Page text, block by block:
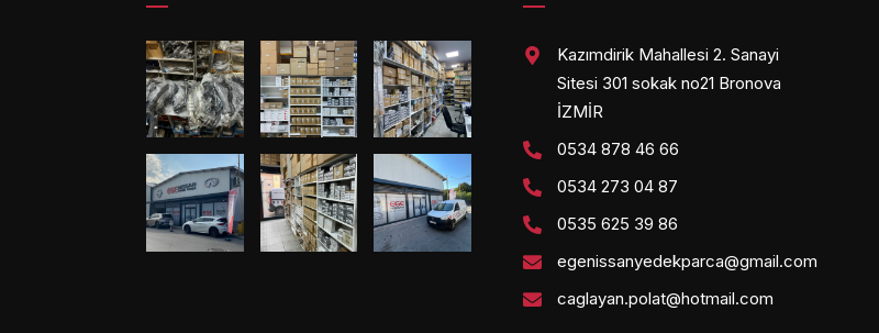
Kazımdirik Mahallesi 2. Sanayi
Sitesi 301 sokak no21 Bronova
İZMİR
0534 878 46 66
0534 273 04 87
0535 625 39 86
egenissanyedekparca@gmail.com
caglayan.polat@hotmail.com